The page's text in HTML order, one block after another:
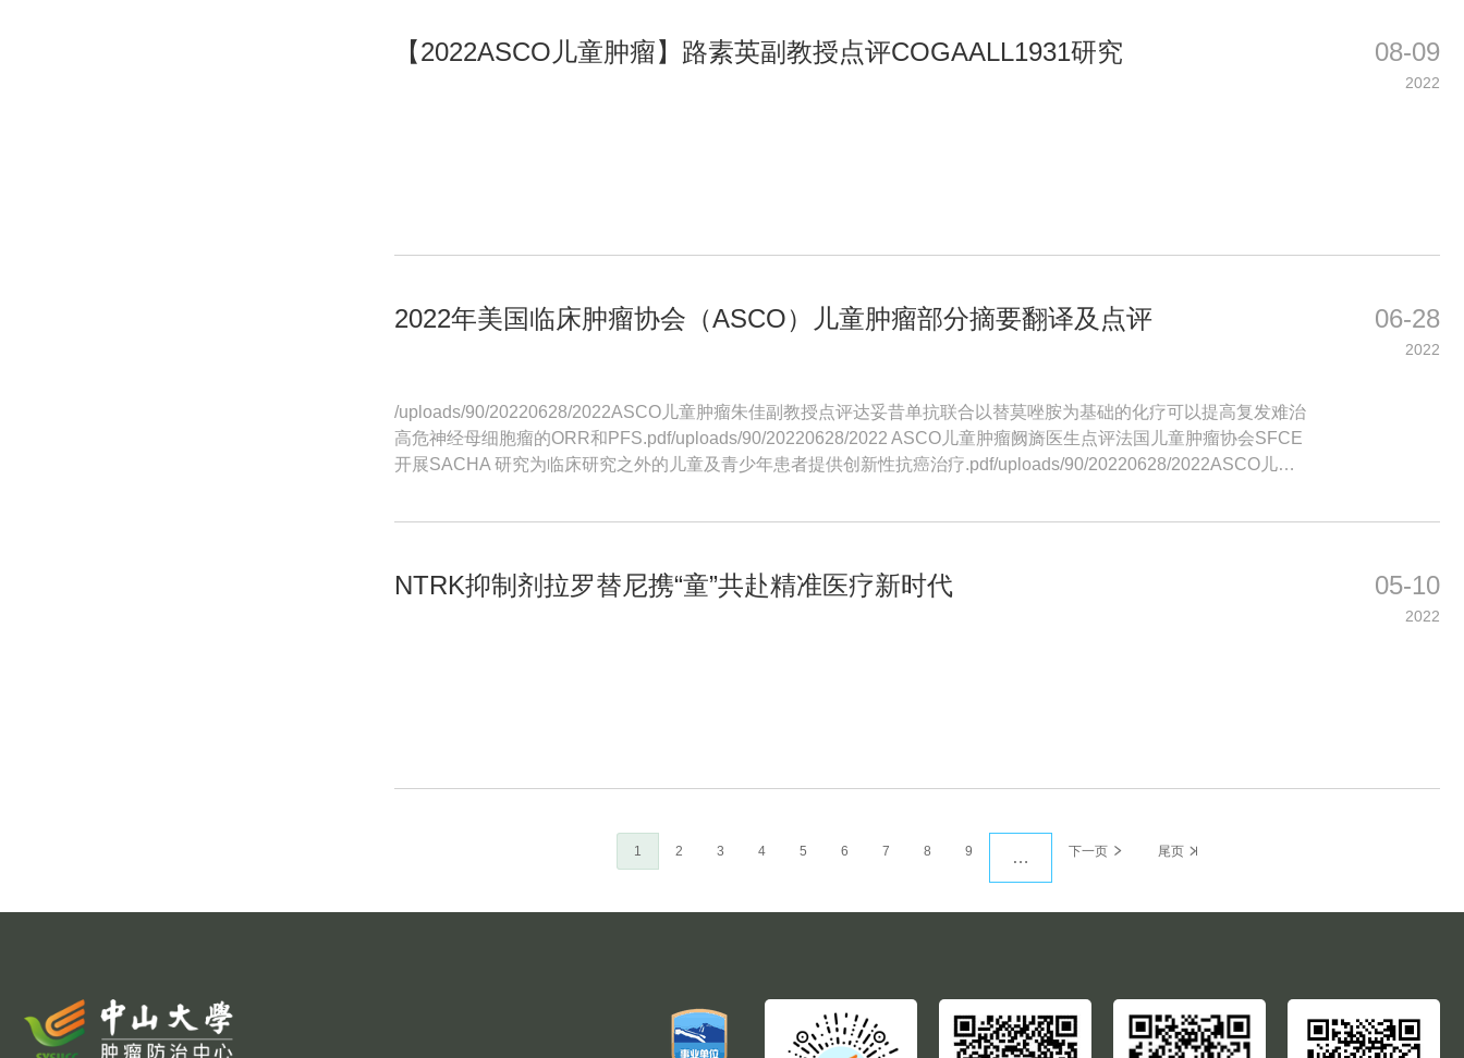
【2022ASCO儿童肿瘤】路素英副教授点评COGAALL1931研究 08-09
2022
2022年美国临床肿瘤协会（ASCO）儿童肿瘤部分摘要翻译及点评
/uploads/90/20220628/2022ASCO儿童肿瘤朱佳副教授点评达妥昔单抗联合以替莫唑胺为基础的化疗可以提高复发难治
高危神经母细胞瘤的ORR和PFS.pdf/uploads/90/20220628/2022 ASCO儿童肿瘤阙旖医生点评法国儿童肿瘤协会SFCE
开展SACHA 研究为临床研究之外的儿童及青少年患者提供创新性抗癌治疗.pdf/uploads/90/20220628/2022ASCO儿童
06-28
2022
NTRK抑制剂拉罗替尼携“童”共赴精准医疗新时代 05-10
2022
当
1 Page
2 Page
3 Page
4 Page
5 Page
6 Page
7 Page
8 Page
9 …
下
下一页
末
尾页